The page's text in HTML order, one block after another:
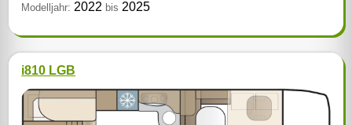
Modelljahr: 2022 bis 2025
i810 LGB